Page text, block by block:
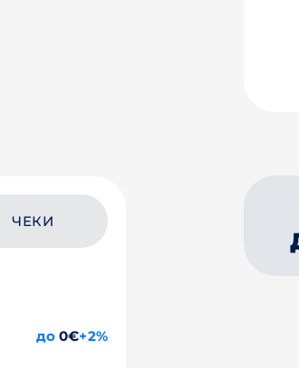
ЧЕКИ
до0€+2%